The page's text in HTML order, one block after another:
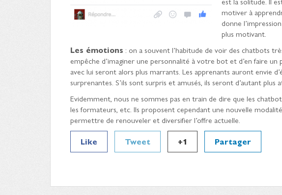
motiver à
donne
plus motivant.
Les émotions : on a souvent l’habitude de voir des chatbots
empêche d’imaginer une personnalité à votre bot et d’en faire
avec lui seront alors plus marrants. Les apprenants auront envie
surprenantes. S’ils sont surpris et amusés, ils seront d’autant
Evidemment, nous ne sommes pas en train de dire que les
les formateurs, etc. Ils proposent cependant une nouvelle
permettre de renouveler et diversifier l’offre actuelle.
Like
Tweet +1 Partager